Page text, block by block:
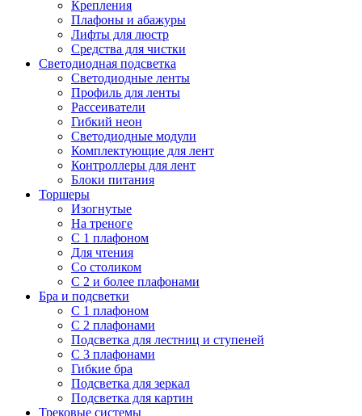
Крепления
Плафоны и абажуры
Лифты для люстр
Средства для чистки
Светодиодная подсветка
Светодиодные ленты
Профиль для ленты
Рассеиватели
Гибкий неон
Светодиодные модули
Комплектующие для лент
Контроллеры для лент
Блоки питания
Торшеры
Изогнутые
На треноге
С 1 плафоном
Для чтения
Со столиком
С 2 и более плафонами
Бра и подсветки
С 1 плафоном
С 2 плафонами
Подсветка для лестниц и ступеней
С 3 плафонами
Гибкие бра
Подсветка для зеркал
Подсветка для картин
Трековые системы